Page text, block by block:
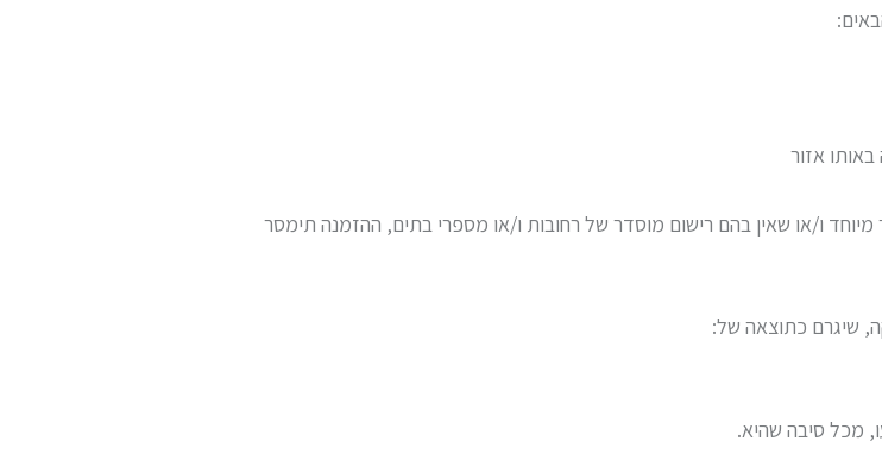
אזור
ו/או שאין בהם רישום מוסדר של רחובות ו/או מספרי בתים, ההזמנה תימסר
שיגרם כתוצאה של:
מכל סיבה שהיא.